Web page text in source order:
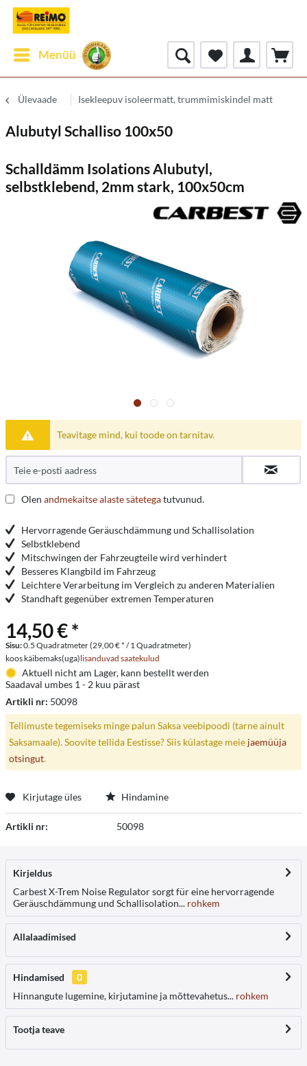
Menüü
Ülevaade Isekleepuv isoleermatt, trummimiskindel matt
Alubutyl Schalliso 100x50
Schalldämm Isolations Alubutyl,
selbstklebend, 2mm stark, 100x50cm
Teavitage mind, kui toode on tarnitav.
Olen andmekaitse alaste sätetegatutvunud.
Hervorragende Geräuschdämmung und Schallisolation
Selbstklebend
Mitschwingen der Fahrzeugteile wird verhindert
Besseres Klangbild im Fahrzeug
Leichtere Verarbeitung im Vergleich zu anderen Materialien
Standhaft gegenüber extremen Temperaturen
14,50 € *
Sisu:0.5 Quadratmeter (29,00 € * / 1 Quadratmeter)
koos käibemaks(uga)lisanduvad saatekulud
Aktuell nicht am Lager, kann bestellt werden
Saadaval umbes 1 - 2 kuu pärast
Artikli nr: 50098
Tellimuste tegemiseks minge palun Saksa veebipoodi (tarne ainult
Saksamaale). Soovite tellida Eestisse? Siis külastage meie jaemüüja
otsingut.
Kirjutage üles Hindamine
Artikli nr: 50098
Kirjeldus
Carbest X-Trem Noise Regulator sorgt für eine hervorragende
Geräuschdämmung und Schallisolation... rohkem
Allalaadimised
Hindamised
0
Hinnangute lugemine, kirjutamine ja mõttevahetus... rohkem
Tootja teave